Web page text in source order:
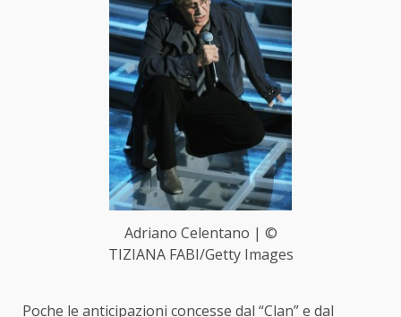
Adriano Celentano | ©
TIZIANA FABI/Getty Images
Poche le anticipazioni concesse dal “Clan” e dal